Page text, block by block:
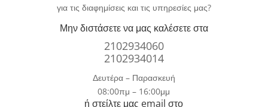
για τις διαφημίσεις και τις υπηρεσίες μας?
Μην διστάσετε να μας καλέσετε στα
2102934060
2102934014
Δευτέρα – Παρασκευή
08:00πμ – 16:00μμ
ή στείλτε μας email στο